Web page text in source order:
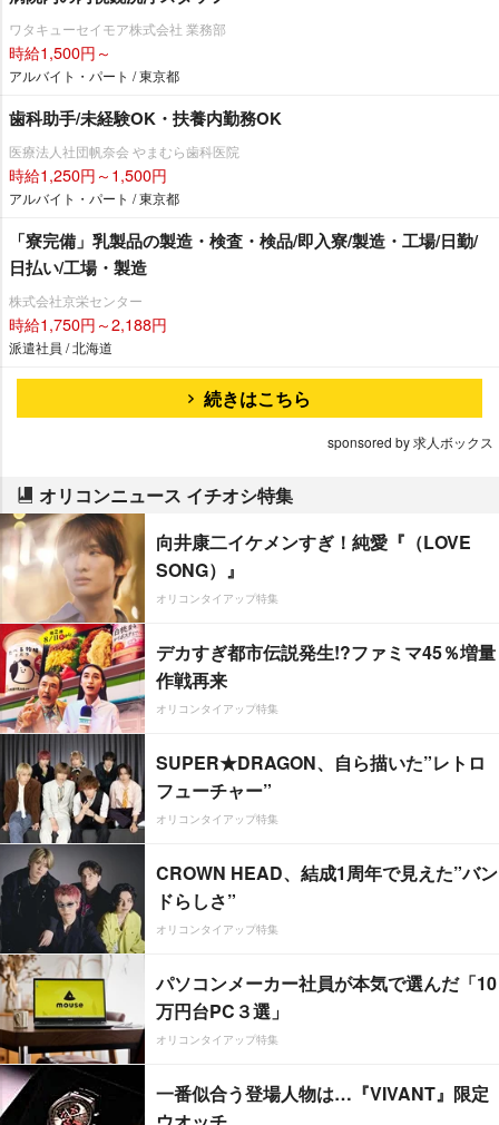
ワタキューセイモア株式会社 業務部
時給1,500円～
アルバイト・パート / 東京都
歯科助手/未経験OK・扶養内勤務OK
医療法人社団帆奈会 やまむら歯科医院
時給1,250円～1,500円
アルバイト・パート / 東京都
「寮完備」乳製品の製造・検査・検品/即入寮/製造・工場/日勤/
日払い/工場・製造
株式会社京栄センター
時給1,750円～2,188円
派遣社員 / 北海道
続きはこちら
sponsored by 求人ボックス
オリコンニュース イチオシ特集
向井康二イケメンすぎ！純愛『（LOVE
SONG）』
オリコンタイアップ特集
デカすぎ都市伝説発生!?ファミマ45％増量
作戦再来
オリコンタイアップ特集
SUPER★DRAGON、自ら描いた”レトロ
フューチャー”
オリコンタイアップ特集
CROWN HEAD、結成1周年で見えた”バン
ドらしさ”
オリコンタイアップ特集
パソコンメーカー社員が本気で選んだ「10
万円台PC３選」
オリコンタイアップ特集
一番似合う登場人物は…『VIVANT』限定